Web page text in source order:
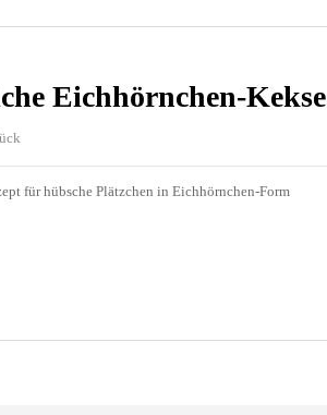
Eichhörnchen-Kekse
für hübsche Plätzchen in Eichhörnchen-Form